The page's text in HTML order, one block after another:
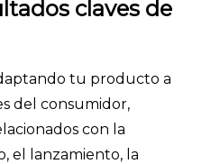
claves de
tu producto a
del consumidor,
con la
el lanzamiento, la